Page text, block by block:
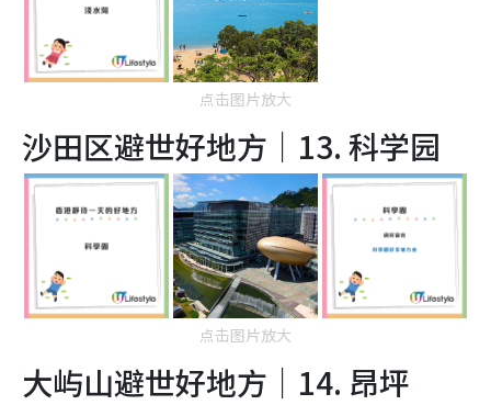
点击图片放大
沙田区避世好地方｜13. 科学园
点击图片放大
大屿山避世好地方｜14. 昂坪